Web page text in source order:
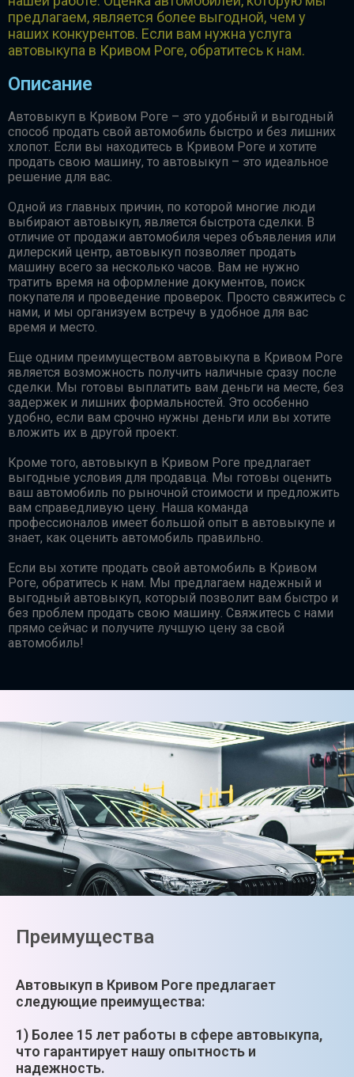
предлагаем, является более выгодной, чем у
наших конкурентов. Если вам нужна услуга
автовыкупа в Кривом Роге, обратитесь к нам.
Описание
Автовыкуп в Кривом Роге – это удобный и выгодный
способ продать свой автомобиль быстро и без лишних
хлопот. Если вы находитесь в Кривом Роге и хотите
продать свою машину, то автовыкуп – это идеальное
решение для вас.
Одной из главных причин, по которой многие люди
выбирают автовыкуп, является быстрота сделки. В
отличие от продажи автомобиля через объявления или
дилерский центр, автовыкуп позволяет продать
машину всего за несколько часов. Вам не нужно
тратить время на оформление документов, поиск
покупателя и проведение проверок. Просто свяжитесь с
нами, и мы организуем встречу в удобное для вас
время и место.
Еще одним преимуществом автовыкупа в Кривом Роге
является возможность получить наличные сразу после
сделки. Мы готовы выплатить вам деньги на месте, без
задержек и лишних формальностей. Это особенно
удобно, если вам срочно нужны деньги или вы хотите
вложить их в другой проект.
Кроме того, автовыкуп в Кривом Роге предлагает
выгодные условия для продавца. Мы готовы оценить
ваш автомобиль по рыночной стоимости и предложить
вам справедливую цену. Наша команда
профессионалов имеет большой опыт в автовыкупе и
знает, как оценить автомобиль правильно.
Если вы хотите продать свой автомобиль в Кривом
Роге, обратитесь к нам. Мы предлагаем надежный и
выгодный автовыкуп, который позволит вам быстро и
без проблем продать свою машину. Свяжитесь с нами
прямо сейчас и получите лучшую цену за свой
автомобиль!
Преимущества
Автовыкуп в Кривом Роге предлагает
следующие преимущества:
1) Более 15 лет работы в сфере автовыкупа,
что гарантирует нашу опытность и
надежность.